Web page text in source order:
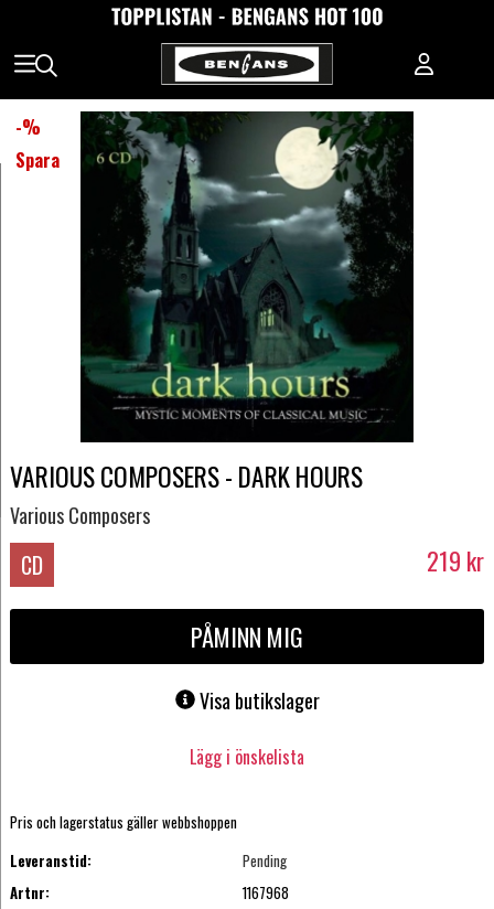
-%
Spara
VARIOUS COMPOSERS - DARK HOURS
Various Composers
CD 219 kr
PÅMINN MIG
Visa butikslager
Lägg i önskelista
Pris och lagerstatus gäller webbshoppen
Leveranstid:
Pending
Artnr:
1167968